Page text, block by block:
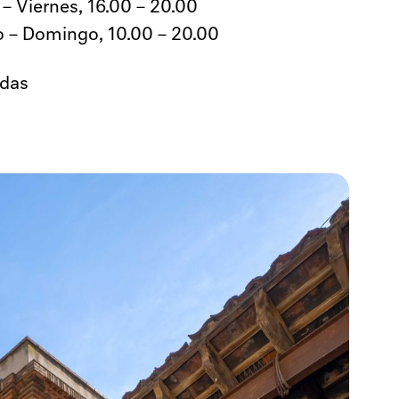
un nuevo marco
e
ya están
de
Viernes, 16.00 – 20.00
– Domingo, 10.00 – 20.00